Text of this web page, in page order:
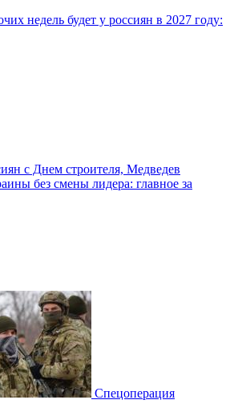
недель будет у россиян в 2027 году:
с Днем строителя, Медведев
без смены лидера: главное за
Спецоперация